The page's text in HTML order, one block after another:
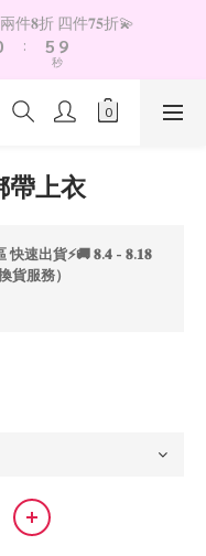
件𝟖折 四件𝟕𝟓折💫
:
6
5
4
2
9
8
7
6
5
2
0
秒
帶上衣
快速出貨⚡️🚚 𝟖.𝟒 - 𝟖.𝟏𝟖
貨服務）